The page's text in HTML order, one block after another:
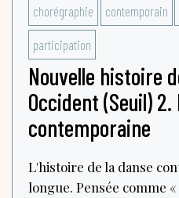
chorégraphie contemporain
participation
Nouvelle histoire
Occident (Seuil)
contemporaine
L'histoire de la danse
longue. Pensée comme «